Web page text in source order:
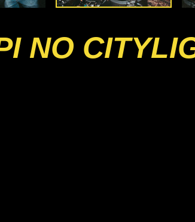
NO